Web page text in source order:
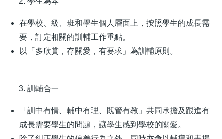
在學校、級、班和學生個人層面上，按照學生的成長需
要，訂定相關的訓輔工作重點。
以「多欣賞，存關愛，有要求」為訓輔原則。
訓輔合一
「訓中有情、輔中有理、既管有教」共同承擔及跟進有
成長需要學生的問題，讓學生感到學校的關愛。